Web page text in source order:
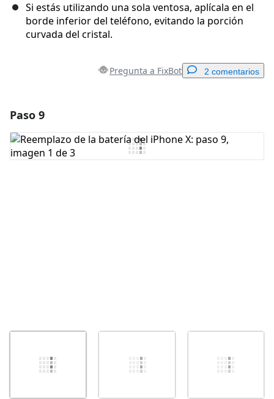
Si estás utilizando una sola ventosa, aplícala en el
borde inferior del teléfono, evitando la porción
curvada del cristal.
Pregunta a FixBot 2 comentarios
Agregar Comentario
Paso 9